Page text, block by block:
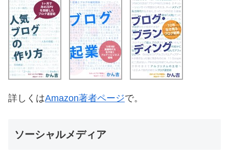
詳しくはAmazon著者ページで。
ソーシャルメディア